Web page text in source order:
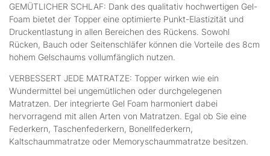
GEMÜTLICHER SCHLAF: Dank des qualitativ hochwertigen Gel-
Foam bietet der Topper eine optimierte Punkt-Elastizität und
Druckentlastung in allen Bereichen des Rückens. Sowohl
Rücken, Bauch oder Seitenschläfer können die Vorteile des 8cm
hohem Gelschaums vollumfänglich nutzen.
VERBESSERT JEDE MATRATZE: Topper wirken wie ein
Wundermittel bei ungemütlichen oder durchgelegenen
Matratzen. Der integrierte Gel Foam harmoniert dabei
hervorragend mit allen Arten von Matratzen. Egal ob Sie eine
Federkern, Taschenfederkern, Bonellfederkern,
Kaltschaummatratze oder Memoryschaummatratze besitzen.